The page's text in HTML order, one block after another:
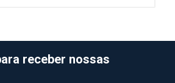
receber nossas